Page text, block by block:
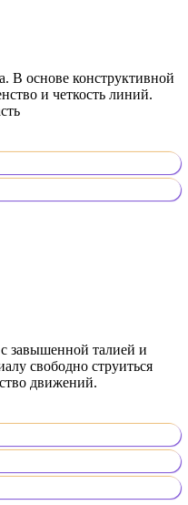
В основе конструктивной
и четкость линий.
завышенной талией и
свободно струиться
движений.